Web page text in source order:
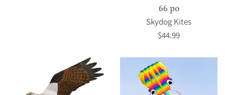
66 po
Skydog Kites
Prix
$44.99